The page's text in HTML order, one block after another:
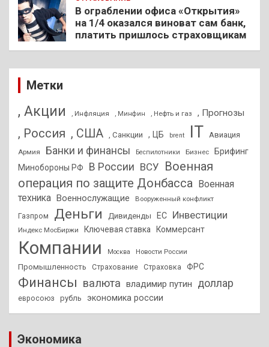
В ограблении офиса «Открытия»
на 1/4 оказался виноват сам банк,
платить пришлось страховщикам
Метки
, Акции , Инфляция , Минфин , Нефть и газ , Прогнозы
, Россия , США , Санкции , ЦБ brent IT Авиация
Армия Банки и финансы Беспилотники Бизнес
Брифинг
Минобороны РФ
В России ВСУ Военная
операция по защите Донбасса Военная
техника Военнослужащие Вооруженный конфликт
Газпром Деньги Дивиденды ЕС Инвестиции
Индекс МосБиржи Ключевая ставка Коммерсант
Компании Москва Новости России
Промышленность Страхование Страховка ФРС
Финансы валюта владимир путин доллар
евросоюз рубль экономика россии
Экономика